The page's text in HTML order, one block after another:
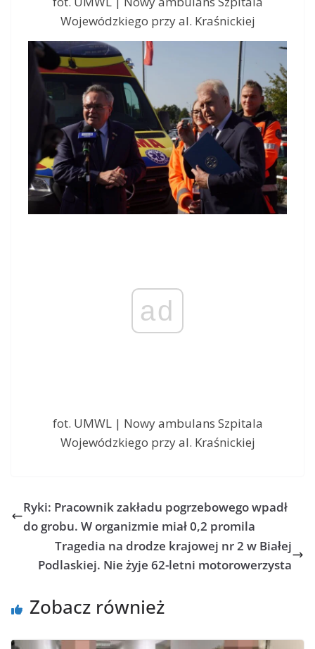
Wojewódzkiego przy al. Kraśnickiej
ad
fot. UMWL | Nowy ambulans Szpitala
Wojewódzkiego przy al. Kraśnickiej
Ryki: Pracownik zakładu pogrzebowego wpadł
do grobu. W organizmie miał 0,2 promila
Tragedia na drodze krajowej nr 2 w Białej
Podlaskiej. Nie żyje 62-letni motorowerzysta
Zobacz również